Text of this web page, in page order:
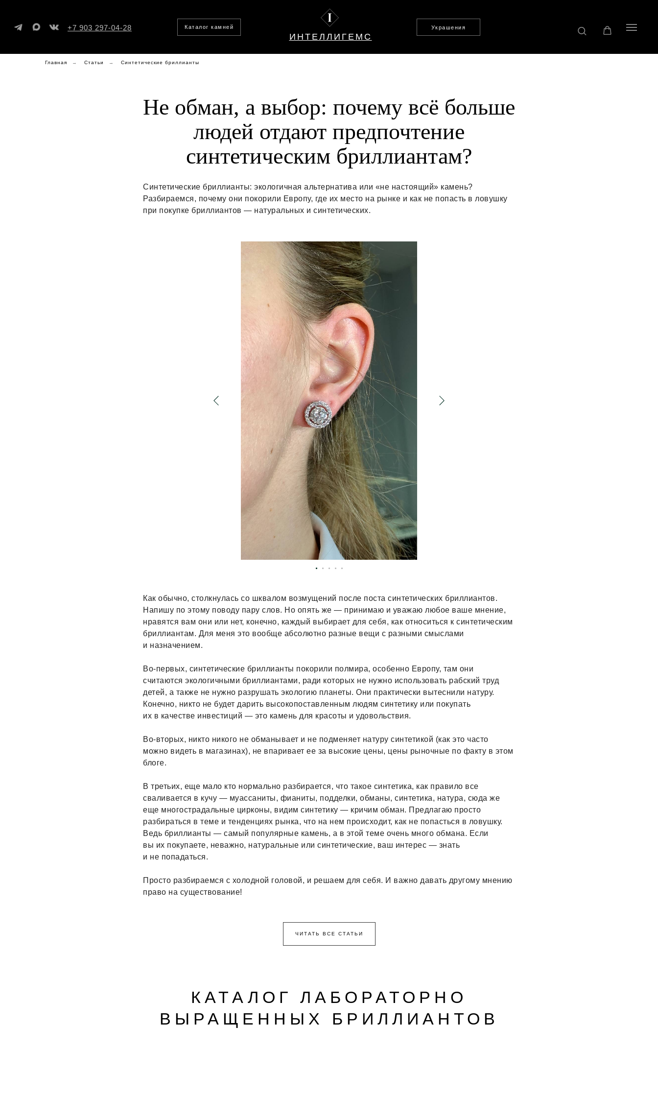
ИНТЕЛЛИГЕМС
Украшения
Каталог камней
+7 903 297-04-28
Главная → Статьи → Синтетические бриллианты
Не обман, а выбор: почему всё больше
людей отдают предпочтение
синтетическим бриллиантам?
Синтетические бриллианты: экологичная альтернатива или «не настоящий» камень?
Разбираемся, почему они покорили Европу, где их место на рынке и как не попасть в ловушку
при покупке бриллиантов — натуральных и синтетических.
Как обычно, столкнулась со шквалом возмущений после поста синтетических бриллиантов.
Напишу по этому поводу пару слов. Но опять же — принимаю и уважаю любое ваше мнение,
нравятся вам они или нет, конечно, каждый выбирает для себя, как относиться к синтетическим
бриллиантам. Для меня это вообще абсолютно разные вещи с разными смыслами
и назначением.
Во-первых, синтетические бриллианты покорили полмира, особенно Европу, там они
считаются экологичными бриллиантами, ради которых не нужно использовать рабский труд
детей, а также не нужно разрушать экологию планеты. Они практически вытеснили натуру.
Конечно, никто не будет дарить высокопоставленным людям синтетику или покупать
их в качестве инвестиций — это камень для красоты и удовольствия.
Во-вторых, никто никого не обманывает и не подменяет натуру синтетикой (как это часто
можно видеть в магазинах), не впаривает ее за высокие цены, цены рыночные по факту в этом
блоге.
В третьих, еще мало кто нормально разбирается, что такое синтетика, как правило все
сваливается в кучу — муассаниты, фианиты, подделки, обманы, синтетика, натура, сюда же
еще многострадальные цирконы, видим синтетику — кричим обман. Предлагаю просто
разбираться в теме и тенденциях рынка, что на нем происходит, как не попасться в ловушку.
Ведь бриллианты — самый популярные камень, а в этой теме очень много обмана. Если
вы их покупаете, неважно, натуральные или синтетические, ваш интерес — знать
и не попадаться.
Просто разбираемся с холодной головой, и решаем для себя. И важно давать другому мнению
право на существование!
ЧИТАТЬ ВСЕ СТАТЬИ
КАТАЛОГ ЛАБОРАТОРНО
ВЫРАЩЕННЫХ БРИЛЛИАНТОВ